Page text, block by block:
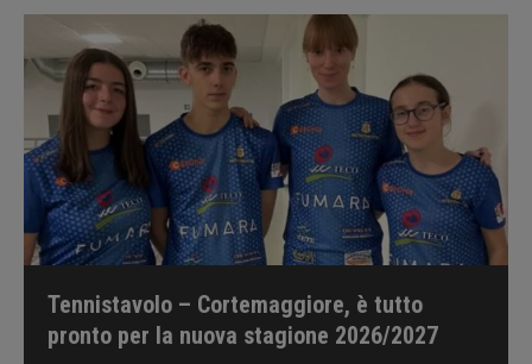
Tennistavolo – Cortemaggiore, è tutto
pronto per la nuova stagione 2026/2027